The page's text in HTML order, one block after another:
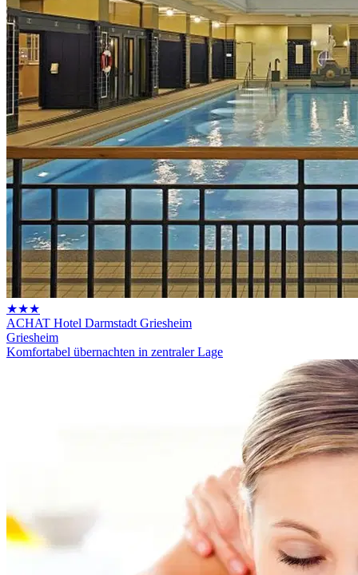
★★★
ACHAT Hotel Darmstadt Griesheim
Griesheim
Komfortabel übernachten in zentraler Lage